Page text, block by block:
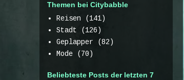
Themen bei Citybabble
Reisen
(141)
Stadt
(126)
Geplapper
(82)
Mode
(70)
Beliebteste Posts der letzten 7